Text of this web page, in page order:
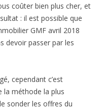
coûter bien plus cher, et
: il est possible que
GMF avril 2018
devoir passer par les
cependant c’est
la méthode la plus
sonder les offres du